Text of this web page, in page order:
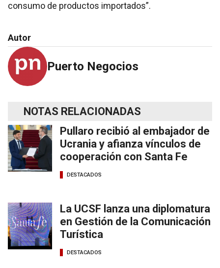
consumo de productos importados”.
Autor
Puerto Negocios
NOTAS RELACIONADAS
Pullaro recibió al embajador de
Ucrania y afianza vínculos de
cooperación con Santa Fe
DESTACADOS
La UCSF lanza una diplomatura
en Gestión de la Comunicación
Turística
DESTACADOS